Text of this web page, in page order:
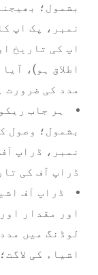
بشمول؛
اپ کی تاریخ
اطلاق ہو)،
مدد کی ضرورت
ہر جاب
بشمول؛ وصول
ڈراپ آف کی
ڈراپ آف
اور مقدار
لوڈنگ میں
اشیاء کی لاگت؛